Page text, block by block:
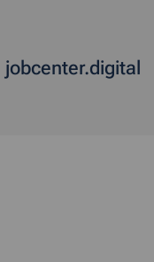
jobcenter.digital